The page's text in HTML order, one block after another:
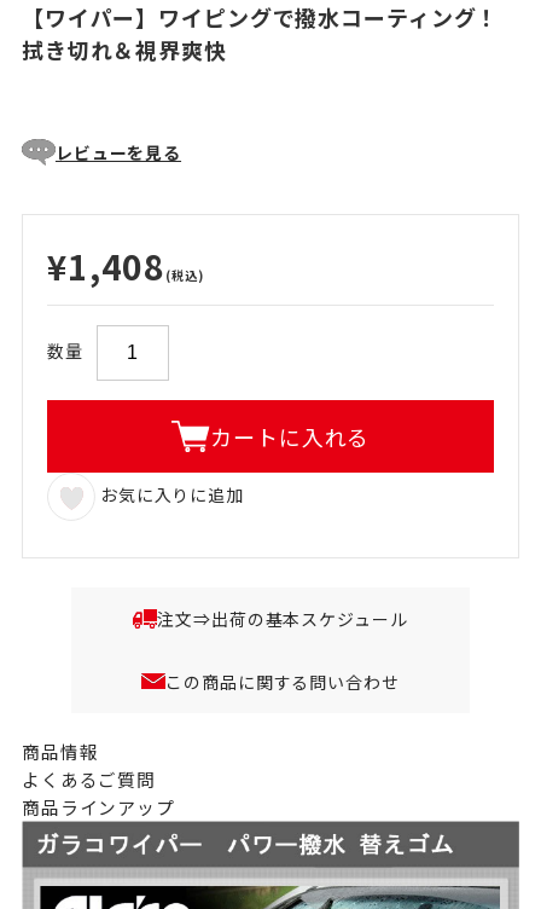
【ワイパー】ワイピングで撥水コーティング！
拭き切れ＆視界爽快
レビューを見る
¥1,408 (税込)
数量
カートに入れる
お気に入りに追加
注文⇒出荷の基本スケジュール
この商品に関する問い合わせ
商品情報
よくあるご質問
商品ラインアップ